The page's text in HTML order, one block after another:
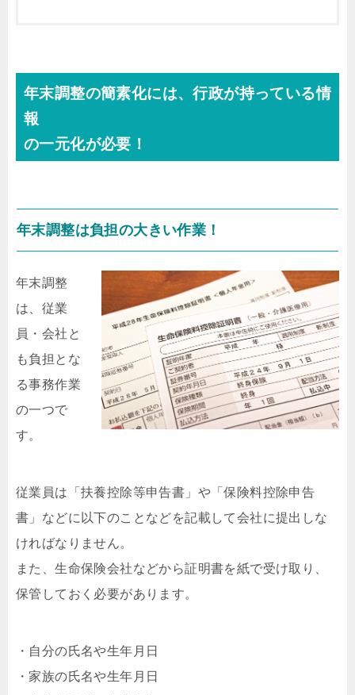
年末調整の簡素化には、行政が持っている情
報
の一元化が必要！
年末調整は負担の大きい作業！
年末調整
は、従業
員・会社と
も負担とな
る事務作業
の一つで
す。
従業員は「扶養控除等申告書」や「保険料控除申告
書」などに以下のことなどを記載して会社に提出しな
ければなりません。
また、生命保険会社などから証明書を紙で受け取り、
保管しておく必要があります。
・自分の氏名や生年月日
・家族の氏名や生年月日